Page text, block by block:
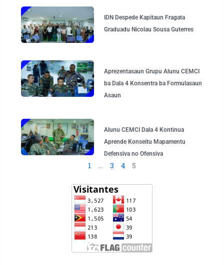
IDN Despede Kapitaun Fragata
Graduadu Nicolau Sousa Guterres
Aprezentasaun Grupu Alunu CEMCI
ba Dala 4 Konsentra ba Formulasaun
Asaun
Alunu CEMCI Dala 4 Kontinua
Aprende Konseitu Mapamentu
Defensiva no Ofensiva
1 … 3 4 5